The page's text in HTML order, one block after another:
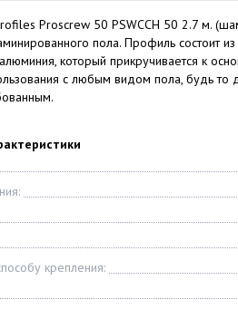
Proscrew 50 PSWCCH 50 2.7 м.
пола. Профиль состоит
который прикручивается к
с любым видом пола, будь
крепления: